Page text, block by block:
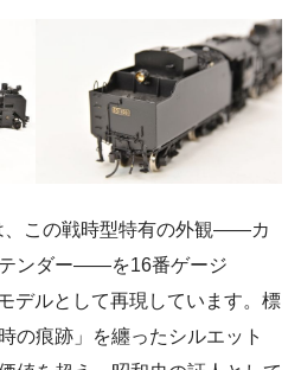
、この戦時型特有の外観——カ
ンダー——を16番ゲージ
デルとして再現しています。標
の痕跡」を纏ったシルエット